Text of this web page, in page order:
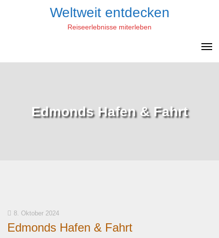
Weltweit entdecken
Reiseerlebnisse miterleben
Edmonds Hafen & Fahrt
8. Oktober 2024
Edmonds Hafen & Fahrt